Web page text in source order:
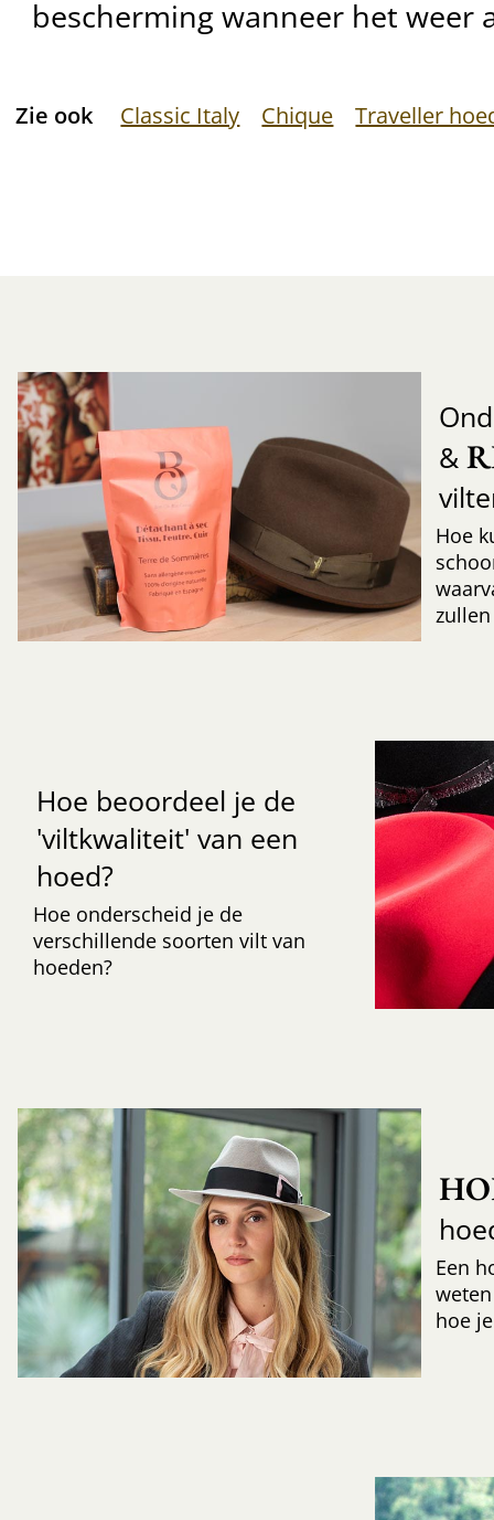
bescherming wanneer het weer
Zie ook Classic Italy Chique Traveller
&
Hoe
Hoe beoordeel je de
'viltkwaliteit' van een
hoed?
Hoe onderscheid je de
verschillende soorten vilt van
hoeden?
Een
hoe